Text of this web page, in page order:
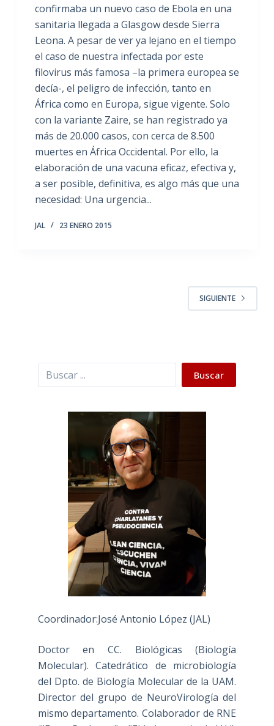
confirmaba un nuevo caso de Ebola en una
sanitaria llegada a Glasgow desde Sierra
Leona. A pesar de ver ya lejano en el tiempo
el caso de nuestra infectada por este
filovirus más famosa –la primera europea se
decía-, el peligro de infección, tanto en
África como en Europa, sigue vigente. Solo
con la variante Zaire, se han registrado ya
más de 20.000 casos, con cerca de 8.500
muertes en África Occidental. Por ello, la
elaboración de una vacuna eficaz, efectiva y,
a ser posible, definitiva, es algo más que una
necesidad: Una urgencia...
JAL 23 ENERO 2015
SIGUIENTE
Buscar Buscar
Coordinador:José Antonio López (JAL)
Doctor en CC. Biológicas (Biología
Molecular). Catedrático de microbiología
del Dpto. de Biología Molecular de la UAM.
Director del grupo de NeuroVirología del
mismo departamento. Colaborador de RNE